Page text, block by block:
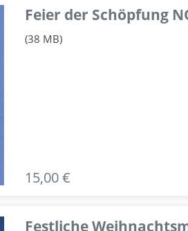
Feier der Schöpfung
(38 MB)
15,00 €
Festliche